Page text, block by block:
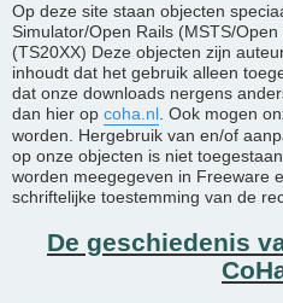
Op deze site staan objecten
Simulator/Open Rails (MSTS/
(TS20XX) Deze objecten zijn
inhoudt dat het gebruik alleen
dat onze downloads nergens
dan hier op coha.nl . Ook mogen
worden. Hergebruik van en/of
op onze objecten is niet
worden meegegeven in Freeware
schriftelijke toestemming van de
De geschiedenis